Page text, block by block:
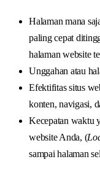
Halaman mana
paling cepat
halaman website
Unggahan atau
Efektifitas situs
konten, navigasi,
Kecepatan waktu
website Anda, (
sampai halaman